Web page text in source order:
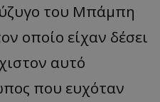
του Μπάμπη
οποίο είχαν δέσει
αυτό
που ευχόταν